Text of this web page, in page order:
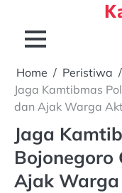
content
Home
Peristiwa
Jaga Kamtibmas
dan Ajak Warga
Jaga
Bojonegoro
Ajak